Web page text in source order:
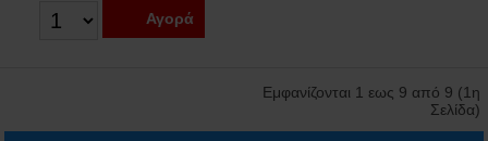
Αγορά
Εμφανίζονται 1 εως 9 από 9 (1η
Σελίδα)